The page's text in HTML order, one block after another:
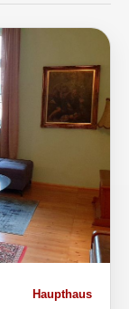
Haupthaus